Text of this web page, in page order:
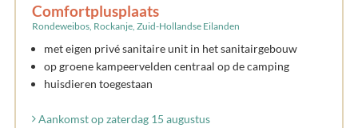
Comfortplusplaats
Rondeweibos, Rockanje, Zuid-Hollandse Eilanden
met eigen privé sanitaire unit in het sanitairgebouw
op groene kampeervelden centraal op de camping
huisdieren toegestaan
Aankomst op zaterdag 15 augustus